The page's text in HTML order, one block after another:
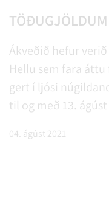
TÖÐUGJÖLDUM
Ákveðið hefur
Hellu sem fara áttu
gert í ljósi
til og með 13.
04. ágúst 2021